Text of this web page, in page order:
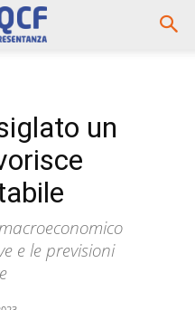
un
e le previsioni